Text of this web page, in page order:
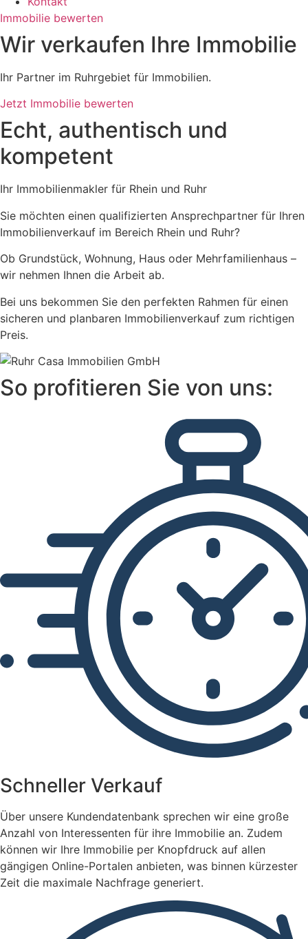
Immobilie bewerten
Wir verkaufen Ihre Immobilie
Ihr Partner im Ruhrgebiet für Immobilien.
Jetzt Immobilie bewerten
Echt, authentisch und
kompetent
Ihr Immobilienmakler für Rhein und Ruhr
Sie möchten einen qualifizierten Ansprechpartner für Ihren
Immobilienverkauf im Bereich Rhein und Ruhr?
Ob Grundstück, Wohnung, Haus oder Mehrfamilienhaus –
wir nehmen Ihnen die Arbeit ab.
Bei uns bekommen Sie den perfekten Rahmen für einen
sicheren und planbaren Immobilienverkauf zum richtigen
Preis.
So profitieren Sie von uns:
Schneller Verkauf
Über unsere Kundendatenbank sprechen wir eine große
Anzahl von Interessenten für ihre Immobilie an. Zudem
können wir Ihre Immobilie per Knopfdruck auf allen
gängigen Online-Portalen anbieten, was binnen kürzester
Zeit die maximale Nachfrage generiert.